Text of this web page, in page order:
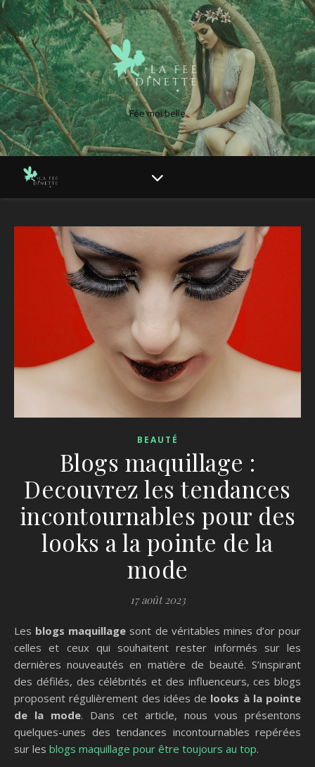
Fée moi belle
BEAUTÉ
Blogs maquillage :
Decouvrez les tendances
incontournables pour des
looks a la pointe de la
mode
17 août 2023
Les blogs maquillage sont de véritables mines d’or pour
celles et ceux qui souhaitent rester informés sur les
dernières nouveautés en matière de beauté. S’inspirant
des défilés, des célébrités et des influenceurs, ces blogs
proposent régulièrement des idées de looks à la pointe
de la mode. Dans cet article, nous vous présentons
quelques-unes des tendances incontournables repérées
sur les blogs maquillage pour être toujours au top.